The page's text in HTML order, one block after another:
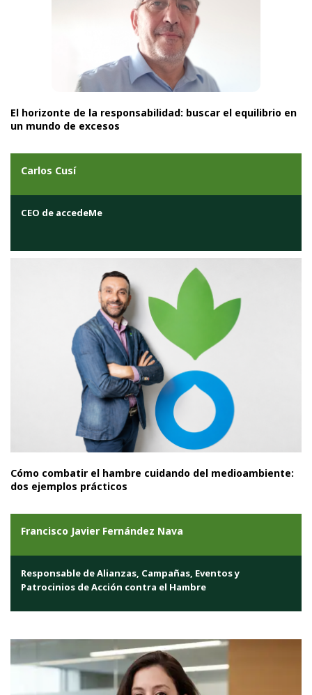
El horizonte de la responsabilidad: buscar el equilibrio en
un mundo de excesos
Carlos Cusí
CEO de accedeMe
Cómo combatir el hambre cuidando del medioambiente:
dos ejemplos prácticos
Francisco Javier Fernández Nava
Responsable de Alianzas, Campañas, Eventos y
Patrocinios de Acción contra el Hambre